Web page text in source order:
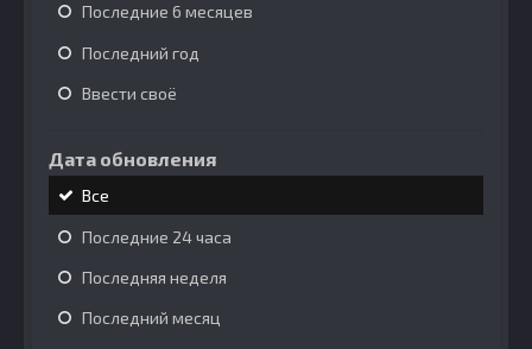
Последние 6 месяцев
Последний год
Ввести своё
Дата обновления
Все
Последние 24 часа
Последняя неделя
Последний месяц